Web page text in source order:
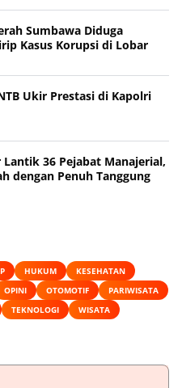
Sumbawa Diduga
Kasus Korupsi di Lobar
Ukir Prestasi di Kapolri
36 Pejabat Manajerial,
dengan Penuh Tanggung
HUKUM
KESEHATAN
OPINI OTOMOTIF
PARIWISATA
TEKNOLOGI
WISATA